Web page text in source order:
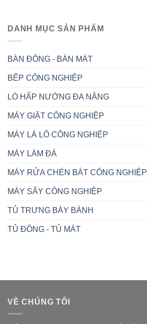
DANH MỤC SẢN PHẨM
BÀN ĐÔNG - BÀN MÁT
BẾP CÔNG NGHIỆP
LÒ HẤP NƯỚNG ĐA NĂNG
MÁY GIẶT CÔNG NGHIỆP
MÁY LÀ LÔ CÔNG NGHIỆP
MÁY LÀM ĐÁ
MÁY RỬA CHÉN BÁT CÔNG NGHIỆP
MÁY SẤY CÔNG NGHIỆP
TỦ TRƯNG BÀY BÁNH
TỦ ĐÔNG - TỦ MÁT
VỀ CHÚNG TÔI